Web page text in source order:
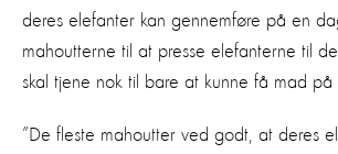
deres elefanter kan gennemføre på en
mahoutterne til at presse elefanterne til
skal tjene nok til bare at kunne få mad på
”De fleste mahoutter ved godt, at deres